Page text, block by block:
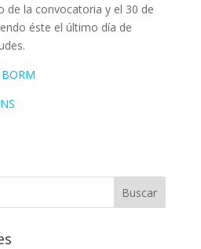
de la convocatoria y el 30 de
éste el último día de